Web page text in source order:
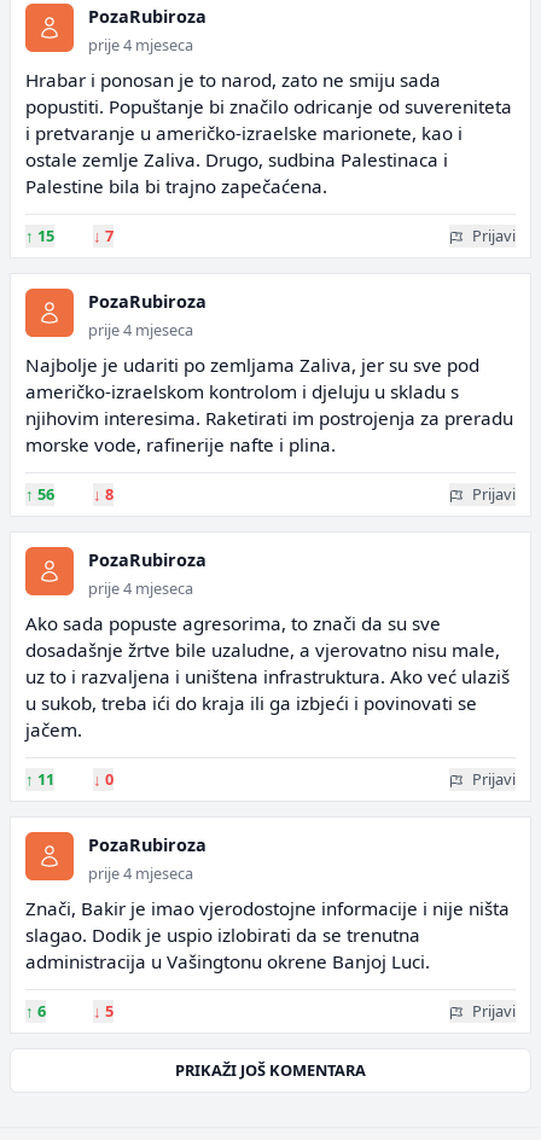
PozaRubiroza
prije 4 mjeseca
Hrabar i ponosan je to narod, zato ne smiju sada
popustiti. Popuštanje bi značilo odricanje od suvereniteta
i pretvaranje u američko-izraelske marionete, kao i
ostale zemlje Zaliva. Drugo, sudbina Palestinaca i
Palestine bila bi trajno zapečaćena.
↑ 15 ↓ 7 Prijavi
PozaRubiroza
prije 4 mjeseca
Najbolje je udariti po zemljama Zaliva, jer su sve pod
američko-izraelskom kontrolom i djeluju u skladu s
njihovim interesima. Raketirati im postrojenja za preradu
morske vode, rafinerije nafte i plina.
↑ 56 ↓ 8 Prijavi
PozaRubiroza
prije 4 mjeseca
Ako sada popuste agresorima, to znači da su sve
dosadašnje žrtve bile uzaludne, a vjerovatno nisu male,
uz to i razvaljena i uništena infrastruktura. Ako već ulaziš
u sukob, treba ići do kraja ili ga izbjeći i povinovati se
jačem.
↑ 11 ↓ 0 Prijavi
PozaRubiroza
prije 4 mjeseca
Znači, Bakir je imao vjerodostojne informacije i nije ništa
slagao. Dodik je uspio izlobirati da se trenutna
administracija u Vašingtonu okrene Banjoj Luci.
↑ 6 ↓ 5 Prijavi
PRIKAŽI JOŠ KOMENTARA